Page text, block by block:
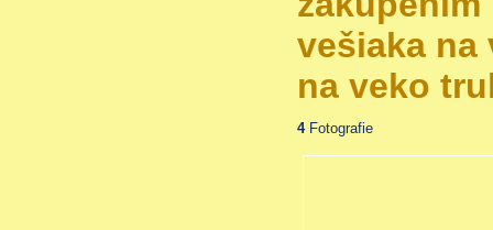
vešiaka na
na veko
4Fotografie